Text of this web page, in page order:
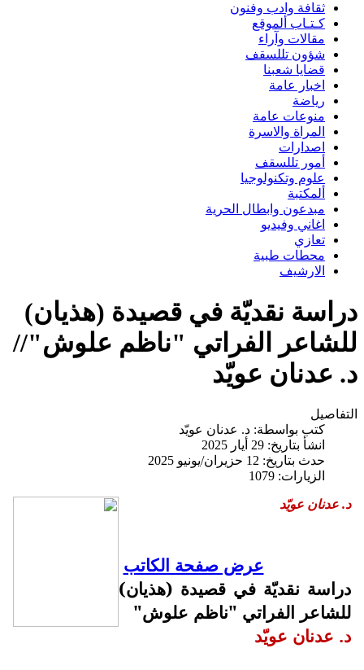
ثقافة وادب وفنون
كـتـاب ألموقع
مقالات وآراء
شؤون تللسقف
قضايا شعبنا
اخبار عامة
رياضة
منوعات عامة
المراة والاسرة
اصدارات
أمور تللسقف
علوم وتكنولوجيا
ألمكتبة
مبدعون وابطال الحرية
اغاني وفيديو
تعازي
محطات طبية
الارشيف
دراسة نقديّة في قصيدة (هذيان)
للشاعر الفراتي "ناظم علوش"//
د. عدنان عويّد
التفاصيل
كتب بواسطة: د. عدنان عويّد
انشأ بتاريخ: 29 أيار 2025
حدث بتاريخ: 12 حزيران/يونيو 2025
الزيارات: 1079
د. عدنان عويّد
عرض صفحة الكاتب
دراسة نقديّة في قصيدة (هذيان)
للشاعر الفراتي "ناظم علوش"
د. عدنان عويّد